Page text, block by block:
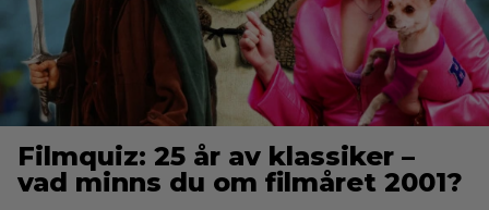
Filmquiz: 25 år av klassiker –
vad minns du om filmåret 2001?